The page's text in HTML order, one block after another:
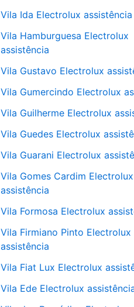
Vila Ida Electrolux assistência
Vila Hamburguesa Electrolux
assistência
Vila Gustavo Electrolux
Vila Gumercindo Electrolux
Vila Guilherme Electrolux
Vila Guedes Electrolux
Vila Guarani Electrolux
Vila Gomes Cardim Electrolux
assistência
Vila Formosa Electrolux
Vila Firmiano Pinto Electrolux
assistência
Vila Fiat Lux Electrolux
Vila Ede Electrolux